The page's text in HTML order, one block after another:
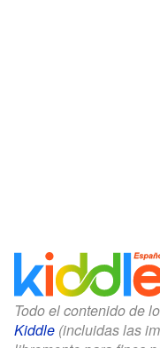
Todo el contenido de
Kiddle (incluidas las